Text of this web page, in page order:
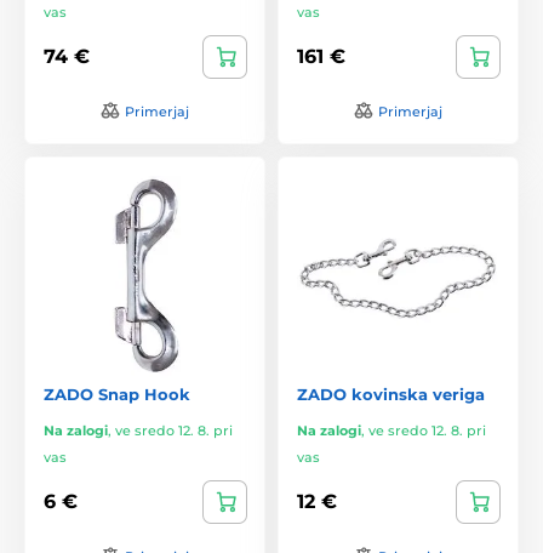
vas
74 €
Primerjaj
vas
161 €
Primerjaj
ZADO Snap Hook
Na zalogi, ve sredo 12. 8. pri
vas
6 €
ZADO kovinska veriga
Na zalogi, ve sredo 12. 8. pri
vas
12 €